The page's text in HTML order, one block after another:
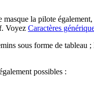
masque la pilote
Voyez Caractères
sous forme de
possibles :